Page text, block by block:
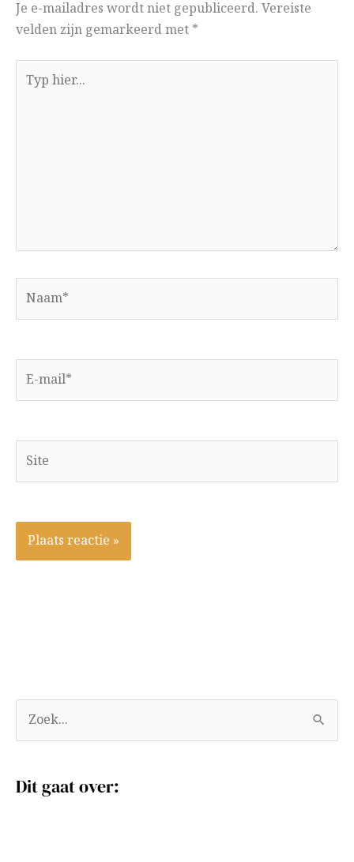
Je e-mailadres wordt niet gepubliceerd. Vereiste
velden zijn gemarkeerd met *
hier...
mail*
Site
o
k
Dit gaat over:
r
h